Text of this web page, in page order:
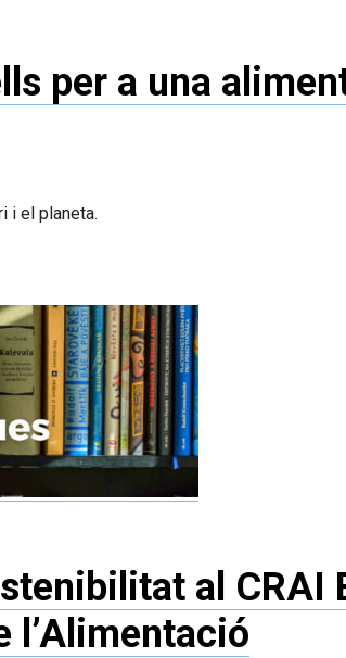
per a una
i el planeta.
al CRAI
l’Alimentació